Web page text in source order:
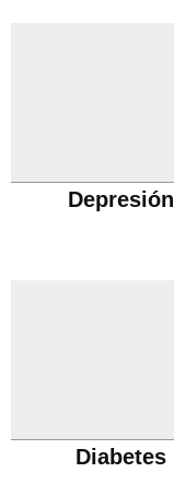
Depresión
Diabetes